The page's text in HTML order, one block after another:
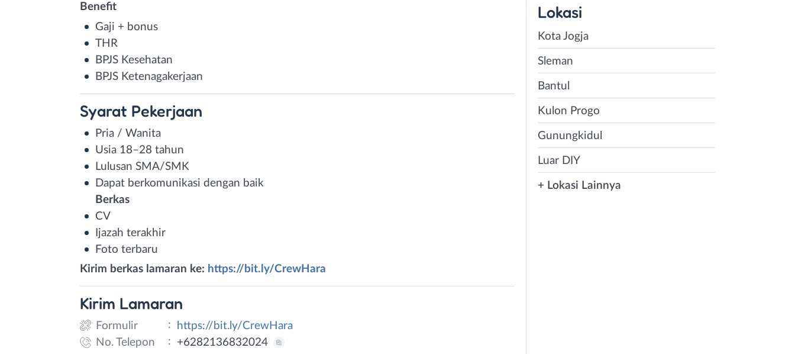
Benefit
Gaji + bonus
THR
BPJS Kesehatan
BPJS Ketenagakerjaan
Syarat Pekerjaan
Pria / Wanita
Usia 18–28 tahun
Lulusan SMA/SMK
Dapat berkomunikasi dengan baik
Berkas
CV
Ijazah terakhir
Foto terbaru
Kirim berkas lamaran ke: https://bit.ly/CrewHara
Kirim Lamaran
Formulir :
https://bit.ly/CrewHara
No. Telepon
: +6282136832024
Formulir WhatsApp
Lokasi
Kota Jogja
Sleman
Bantul
Kulon Progo
Gunungkidul
Luar DIY
+ Lokasi Lainnya